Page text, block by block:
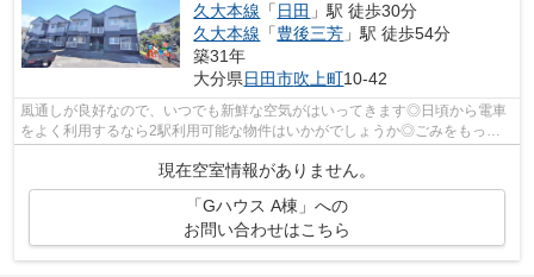
久大本線 「 日田 」駅 徒歩30分
久大本線 「豊後三芳 」駅 徒歩54分
築31年
大分県日田市吹上町10-42
風通しが良好なので、いつでも新鮮な空気がはいってきます◎日頃から電車
をよく利用するなら2駅利用可能な物件はいかがでしょうか◎ごみをもって
現在空室情報がありません。
「Gハウス A棟」への
お問い合わせはこちら